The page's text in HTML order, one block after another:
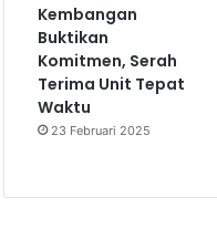
Kembangan
Buktikan
Komitmen, Serah
Terima Unit Tepat
Waktu
23 Februari 2025